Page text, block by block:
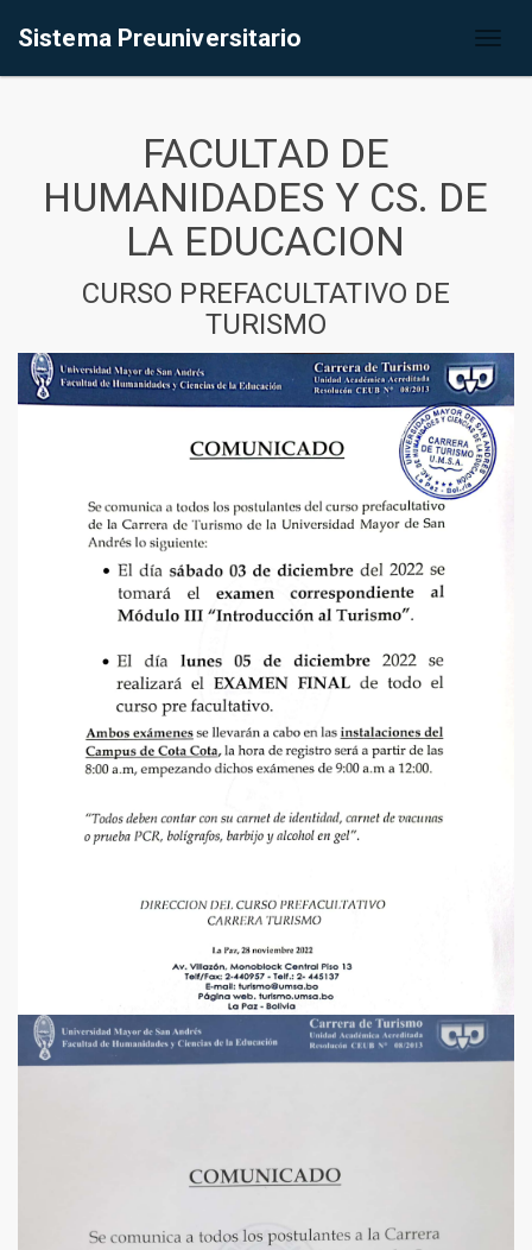
Sistema Preuniversitario
FACULTAD DE
HUMANIDADES Y CS. DE
LA EDUCACION
CURSO PREFACULTATIVO DE
TURISMO